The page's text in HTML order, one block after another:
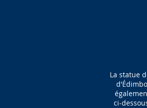
La statue
ci-